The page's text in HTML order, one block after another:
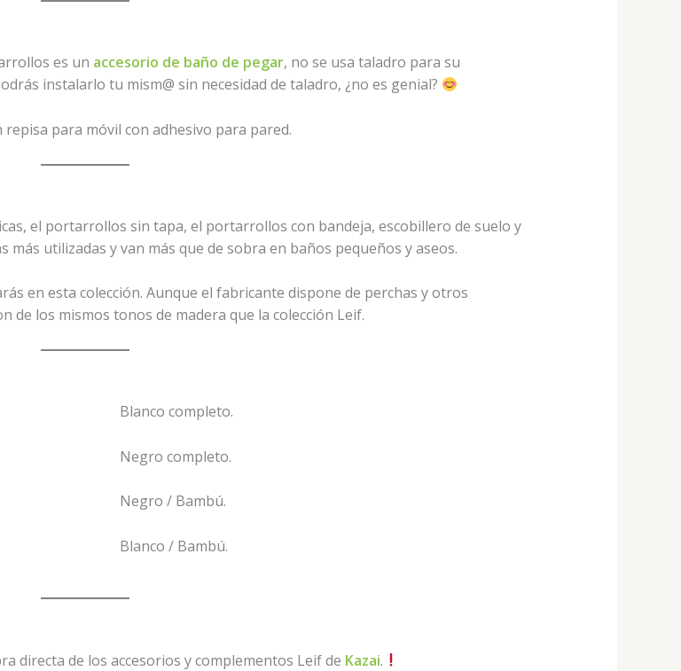
es un accesorio de baño de pegar, no se usa taladro para su
instalarlo tu mism@ sin necesidad de taladro, ¿no es genial?
el portarrollos sin tapa, el portarrollos con bandeja, escobillero de suelo y
utilizadas y van más que de sobra en baños pequeños y aseos.
en esta colección. Aunque el fabricante dispone de perchas y otros
de los mismos tonos de madera que la colección Leif.
Blanco completo.
Negro completo.
Negro / Bambú.
Blanco / Bambú.
directa de los accesorios y complementos Leif de Kazai.